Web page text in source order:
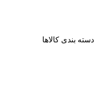
دسته بندی کالاها